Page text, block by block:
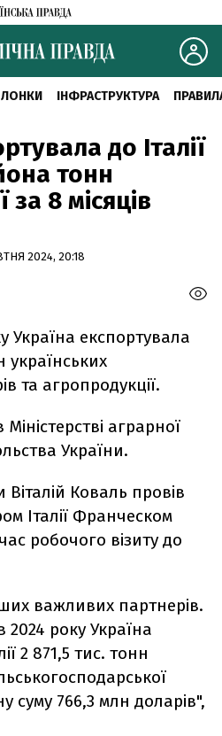
ІНФРАСТРУКТУРА
до Італії
тонн
за 8 місяців
2024, 20:18
Україна експортувала
українських
та агропродукції.
Міністерстві аграрної
України.
Віталій Коваль провів
Італії Франческом
робочого візиту до
важливих партнерів.
2024 року Україна
2 871,5 тис. тонн
суму 766,3 млн доларів",